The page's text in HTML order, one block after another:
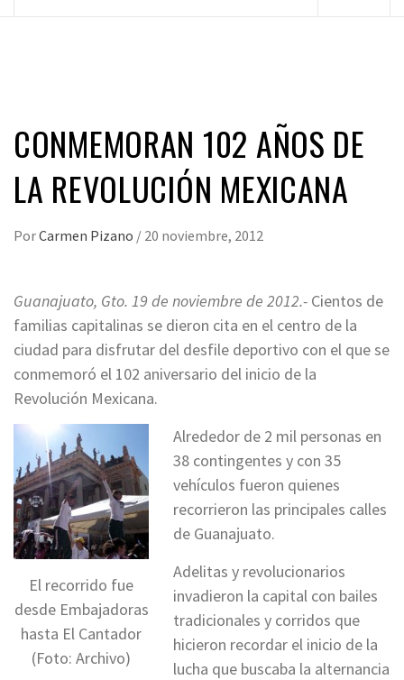
CONMEMORAN 102 AÑOS DE
LA REVOLUCIÓN MEXICANA
PorCarmen Pizano / 20 noviembre, 2012
Guanajuato, Gto. 19 de noviembre de 2012.- Cientos de
familias capitalinas se dieron cita en el centro de la
ciudad para disfrutar del desfile deportivo con el que se
conmemoró el 102 aniversario del inicio de la
Revolución Mexicana.
El recorrido fue
desde Embajadoras
hasta El Cantador
(Foto: Archivo)
Alrededor de 2 mil personas en
38 contingentes y con 35
vehículos fueron quienes
recorrieron las principales calles
de Guanajuato.
Adelitas y revolucionarios
invadieron la capital con bailes
tradicionales y corridos que
hicieron recordar el inicio de la
lucha que buscaba la alternancia